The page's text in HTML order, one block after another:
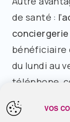
de santé :
conciergerie
bénéficiaire
du lundi au
téléphone,
l’accès aux
vous
VOS